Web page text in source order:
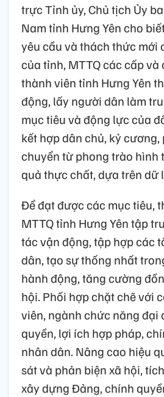
trực Tỉnh ủy, Chủ tịch Ủy
Nam tỉnh Hưng Yên cho
yêu cầu và thách thức mới
của tỉnh, MTTQ các cấp và
thành viên tỉnh Hưng Yên
động, lấy người dân làm
mục tiêu và động lực của
kết hợp dân chủ, kỷ cương,
chuyển từ phong trào hình
quả thực chất, dựa trên dữ
Để đạt được các mục tiêu,
MTTQ tỉnh Hưng Yên tập
tác vận động, tập hợp các
dân, tạo sự thống nhất
hành động, tăng cường
hội. Phối hợp chặt chẽ với
viên, ngành chức năng đại
quyền, lợi ích hợp pháp,
nhân dân. Nâng cao hiệu
sát và phản biện xã hội,
xây dựng Đảng, chính